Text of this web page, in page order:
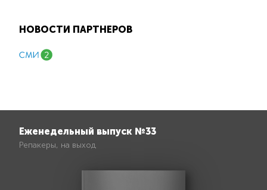
НОВОСТИ ПАРТНЕРОВ
Еженедельный выпуск №33
Репакеры, на выход